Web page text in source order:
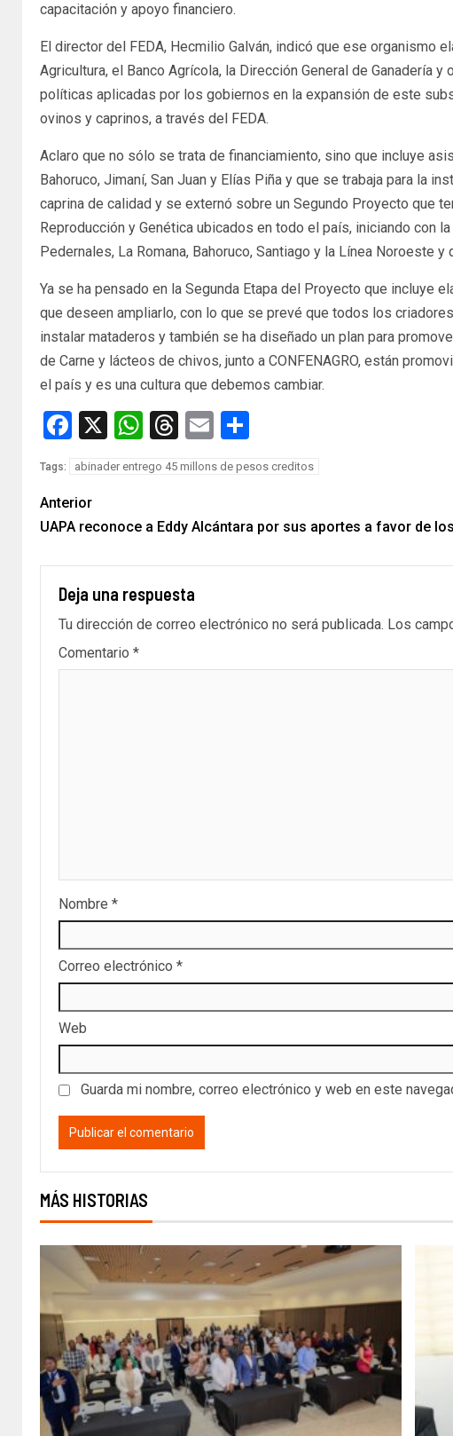
capacitación y apoyo financiero.
El director del FEDA, Hecmilio Galván, indicó que ese organismo
Agricultura, el Banco Agrícola, la Dirección General de
políticas aplicadas por los gobiernos en la expansión de este
ovinos y caprinos, a través del FEDA.
Aclaro que no sólo se trata de financiamiento, sino que incluye
Bahoruco, Jimaní, San Juan y Elías Piña y que se trabaja para la
caprina de calidad y se externó sobre un Segundo Proyecto que
Reproducción y Genética ubicados en todo el país, iniciando con
Pedernales, La Romana, Bahoruco, Santiago y la Línea Noroeste
Ya se ha pensado en la Segunda Etapa del Proyecto que incluye
que deseen ampliarlo, con lo que se prevé que todos los
instalar mataderos y también se ha diseñado un plan para
de Carne y lácteos de chivos, junto a CONFENAGRO, están
el país y es una cultura que debemos cambiar.
Facebook
X WhatsApp
Threads
Email
Tags: abinader entrego 45 millons de pesos creditos
Anterior
UAPA reconoce a Eddy Alcántara por sus aportes a favor de
Deja una respuesta
Tu dirección de correo electrónico no será publicada. Los
Comentario *
Nombre *
Correo electrónico *
Web
Guarda mi nombre, correo electrónico y web en este
MÁS HISTORIAS